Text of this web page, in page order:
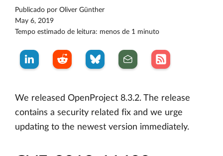
Publicado por Oliver Günther
May 6, 2019
Tempo estimado de leitura: menos de 1 minuto
We released OpenProject 8.3.2. The release
contains a security related fix and we urge
updating to the newest version immediately.